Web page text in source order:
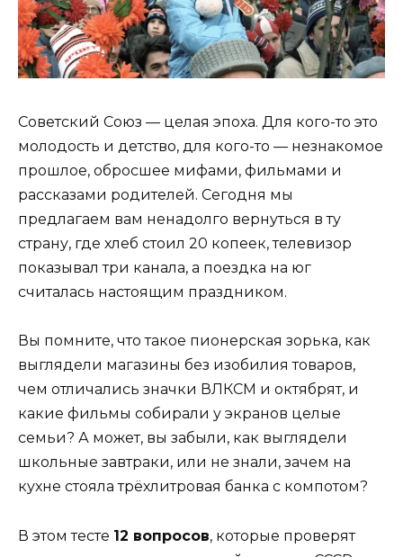
Советский Союз — целая эпоха. Для кого-то это
молодость и детство, для кого-то — незнакомое
прошлое, обросшее мифами, фильмами и
рассказами родителей. Сегодня мы
предлагаем вам ненадолго вернуться в ту
страну, где хлеб стоил 20 копеек, телевизор
показывал три канала, а поездка на юг
считалась настоящим праздником.
Вы помните, что такое пионерская зорька, как
выглядели магазины без изобилия товаров,
чем отличались значки ВЛКСМ и октябрят, и
какие фильмы собирали у экранов целые
семьи? А может, вы забыли, как выглядели
школьные завтраки, или не знали, зачем на
кухне стояла трёхлитровая банка с компотом?
В этом тесте 12 вопросов, которые проверят